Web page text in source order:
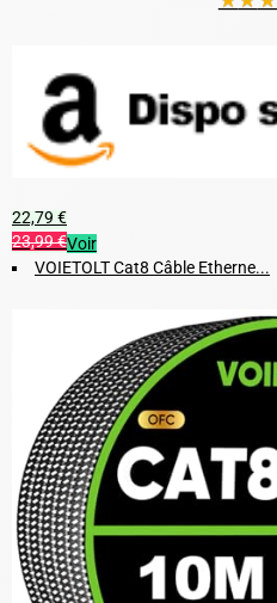
22,79 €
23,99 €Voir
VOIETOLT Cat8 Câble Etherne...